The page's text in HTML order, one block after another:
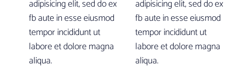
adipisicing elit, sed do ex
fb aute in esse eiusmod
tempor incididunt ut
labore et dolore magna
aliqua.
adipisicing elit, sed do ex
fb aute in esse eiusmod
tempor incididunt ut
labore et dolore magna
aliqua.